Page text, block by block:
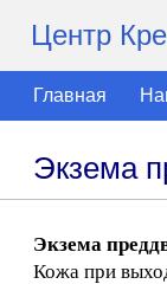
Центр
Главная
Экзема
Экзема
Кожа при